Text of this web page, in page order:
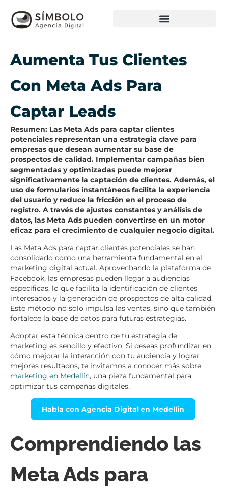
Aumenta Tus Clientes
Con Meta Ads Para
Captar Leads
Resumen: Las Meta Ads para captar clientes
potenciales representan una estrategia clave para
empresas que desean aumentar su base de
prospectos de calidad. Implementar campañas bien
segmentadas y optimizadas puede mejorar
significativamente la captación de clientes. Además, el
uso de formularios instantáneos facilita la experiencia
del usuario y reduce la fricción en el proceso de
registro. A través de ajustes constantes y análisis de
datos, las Meta Ads pueden convertirse en un motor
eficaz para el crecimiento de cualquier negocio digital.
Las Meta Ads para captar clientes potenciales se han
consolidado como una herramienta fundamental en el
marketing digital actual. Aprovechando la plataforma de
Facebook, las empresas pueden llegar a audiencias
específicas, lo que facilita la identificación de clientes
interesados y la generación de prospectos de alta calidad.
Este método no solo impulsa las ventas, sino que también
fortalece la base de datos para futuras estrategias.
Adoptar esta técnica dentro de tu estrategia de
marketing es sencillo y efectivo. Si deseas profundizar en
cómo mejorar la interacción con tu audiencia y lograr
mejores resultados, te invitamos a conocer más sobre
marketing en Medellín, una pieza fundamental para
optimizar tus campañas digitales.
Habla con Agencia Digital en Medellin
Comprendiendo las
Meta Ads para